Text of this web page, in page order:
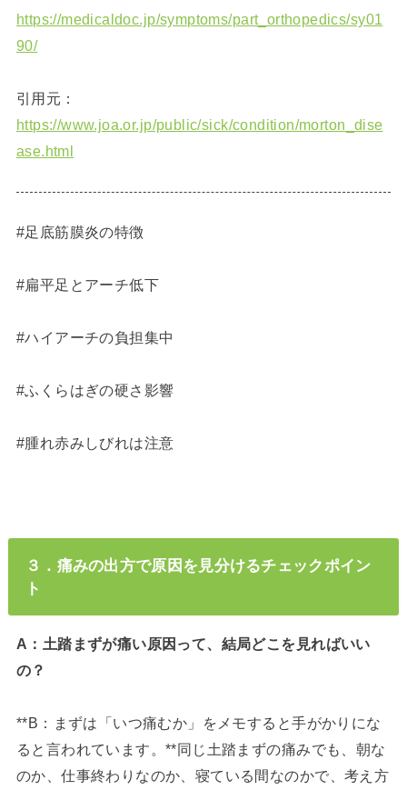
https://medicaldoc.jp/symptoms/part_orthopedics/sy01
90/
引用元：
https://www.joa.or.jp/public/sick/condition/morton_dise
ase.html
#足底筋膜炎の特徴
#扁平足とアーチ低下
#ハイアーチの負担集中
#ふくらはぎの硬さ影響
#腫れ赤みしびれは注意
３．痛みの出方で原因を見分けるチェックポイン
ト
A：土踏まずが痛い原因って、結局どこを見ればいい
の？
**B：まずは「いつ痛むか」をメモすると手がかりにな
ると言われています。**同じ土踏まずの痛みでも、朝な
のか、仕事終わりなのか、寝ている間なのかで、考え方